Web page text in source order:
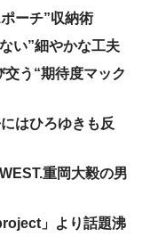
ーチ”収納術
い”細やかな工夫
う“期待度マック
はひろゆきも反
重岡大毅の男
」より話題沸